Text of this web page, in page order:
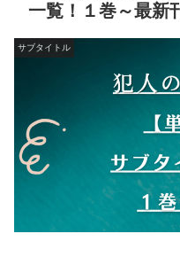
一覧！１巻～最新
サブタイトル